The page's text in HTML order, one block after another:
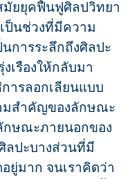
มัยยุคฟื้นฟูศิลปวิทยา
ป็นช่วงที่มีความ
นการระลึกถึงศิลปะ
เรืองให้กลับมา
ารลอกเลียนแบบ
มสำคัญของลักษณะ
ษณะภายนอกของ
ปะบางส่วนที่มี
ยู่มาก จนเราคิดว่า